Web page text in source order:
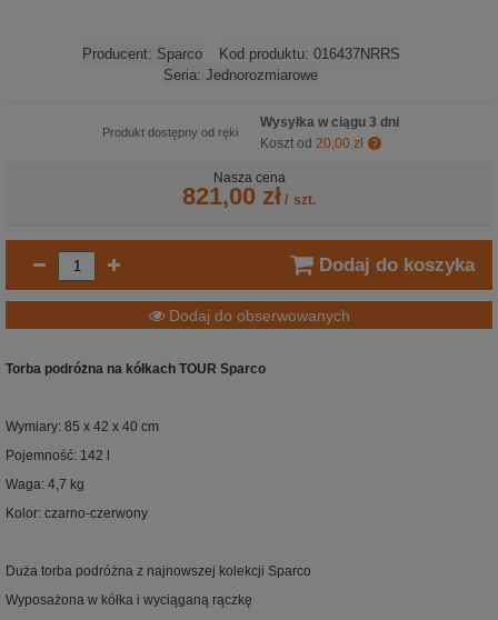
Producent: Sparco Kod produktu: 016437NRRS
Seria: Jednorozmiarowe
Produkt dostępny od ręki
Wysyłka w ciągu 3 dni
Koszt od 20,00 zł
Nasza cena
821,00 zł / szt.
Dodaj do koszyka
Dodaj do obserwowanych
Torba podróżna na kółkach TOUR Sparco
Wymiary: 85 x 42 x 40 cm
Pojemność: 142 l
Waga: 4,7 kg
Kolor: czarno-czerwony
Duża torba podróżna z najnowszej kolekcji Sparco
Wyposażona w kółka i wyciąganą rączkę